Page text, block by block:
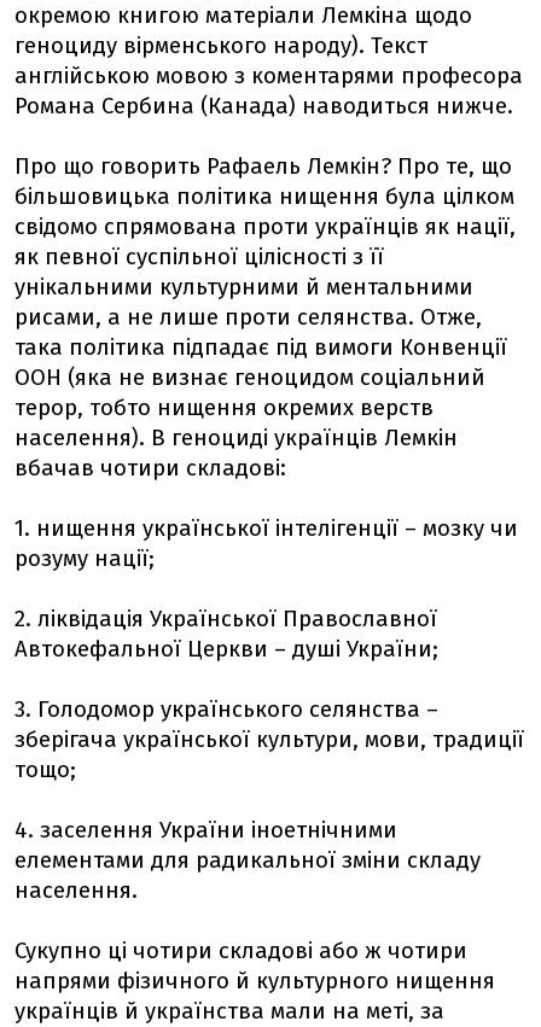
окремою книгою матеріали Лемкіна щодо
геноциду вірменського народу). Текст
англійською мовою з коментарями професора
Романа Сербина (Канада) наводиться нижче.
Про що говорить Рафаель Лемкін? Про те, що
більшовицька політика нищення була цілком
свідомо спрямована проти українців як нації,
як певної суспільної цілісності з її
унікальними культурними й ментальними
рисами, а не лише проти селянства. Отже,
така політика підпадає під вимоги Конвенції
ООН (яка не визнає геноцидом соціальний
терор, тобто нищення окремих верств
населення). В геноциді українців Лемкін
вбачав чотири складові:
1. нищення української інтелігенції – мозку чи
розуму нації;
2. ліквідація Української Православної
Автокефальної Церкви – душі України;
3. Голодомор українського селянства –
зберігача української культури, мови, традиції
тощо;
4. заселення України іноетнічними
елементами для радикальної зміни складу
населення.
Сукупно ці чотири складові або ж чотири
напрями фізичного й культурного нищення
українців й українства мали на меті, за